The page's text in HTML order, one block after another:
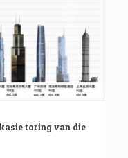
toring van die